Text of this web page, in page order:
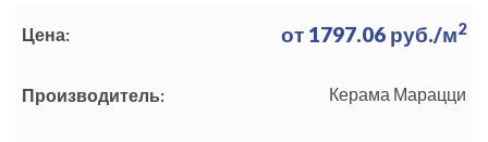
Цена: от 1797.06 руб./м2
Производитель: Керама Марацци